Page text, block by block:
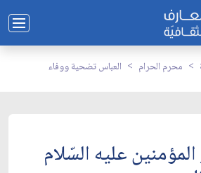
محرم الحرام العباس تضحية ووفاء
المؤمنين عليه السّلام